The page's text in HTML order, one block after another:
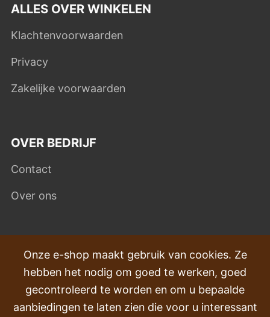
ALLES OVER WINKELEN
Klachtenvoorwaarden
Privacy
Zakelijke voorwaarden
OVER BEDRIJF
Contact
Over ons
VEEL GESTELDE VRAGEN
Klachten
Transport en levering
Onze e-shop maakt gebruik van cookies. Ze
hebben het nodig om goed te werken, goed
gecontroleerd te worden en om u bepaalde
aanbiedingen te laten zien die voor u interessant